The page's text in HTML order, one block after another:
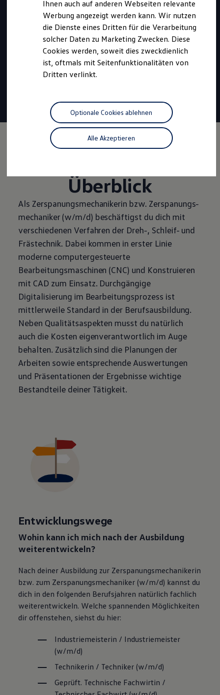
Braunschweig
Bewerbungszeitraum:
01.08.2026 bis 30.04.2027
Beginn:September 2027
Dauer:3,5 Jahre
Tariflich geregelte
Überblick
Als Zerspanungsmechanikerin bzw. Zerspanungs­
mechaniker(w/m/d) beschäftigst du dich mit
verschiedenen Verfahren der Dreh-, Schleif- und
Frästechnik. Dabei kommen in erster Linie
moderne computergesteuerte
Bearbeitungsmaschinen (CNC) und Konstruieren
mit CAD zum Einsatz. Durchgängige
Digitalisierung im Bearbeitungsprozess ist
mittlerweile Standard in der Berufsausbildung.
Neben Qualitätsaspekten musst du natürlich
auch die Kosten eigenverantwortlich im Auge
behalten. Zusätzlich sind die Planungen der
Arbeiten sowie entsprechende Auswertungen
und Präsentationen der Ergebnisse wichtige
Bestandteile deiner Tätigkeit.
Entwicklungswege
Wohin kann ich mich nach der Ausbildung
weiterentwickeln?
Nach deiner Ausbildung zur Zerspanungsmechanikerin
bzw. zum Zerspanungs­mechaniker (w/m/d) kannst du
dich in den folgenden Berufsjahren natürlich fachlich
weiterentwickeln. Welche spannenden Möglichkeiten
dir offenstehen, siehst du hier:
Industriemeisterin / Industriemeister
(w/m/d)
Technikerin / Techniker (w/m/d)
Geprüft. Technische Fachwirtin /
Ihnen auch auf anderen Webseiten relevante
Werbung angezeigt werden kann. Wir nutzen
die Dienste eines Dritten für die Verarbeitung
solcher Daten zu Marketing Zwecken. Diese
Cookies werden, soweit dies zweckdienlich
ist, oftmals mit Seitenfunktionalitäten von
Dritten verlinkt.
Alle Akzeptieren
Optionale Cookies ablehnen